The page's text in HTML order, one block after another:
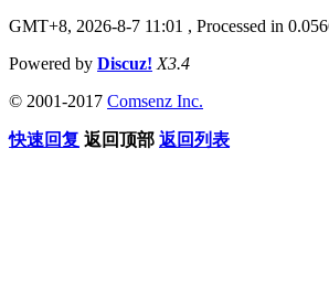
GMT+8, 2026-8-7 11:01 , Processed in
Powered by Discuz! X3.4
© 2001-2017 Comsenz Inc.
快速回复 返回顶部 返回列表